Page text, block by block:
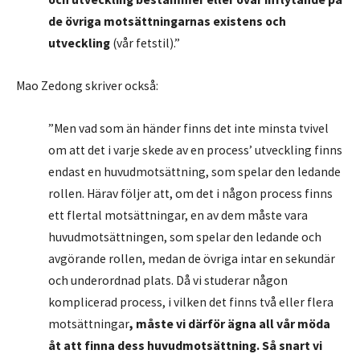
de övriga motsättningarnas existens och
utveckling (vår fetstil).”
Mao Zedong skriver också:
”Men vad som än händer finns det inte minsta tvivel
om att det i varje skede av en process’ utveckling finns
endast en huvudmotsättning, som spelar den ledande
rollen. Härav följer att, om det i någon process finns
ett flertal motsättningar, en av dem måste vara
huvudmotsättningen, som spelar den ledande och
avgörande rollen, medan de övriga intar en sekundär
och underordnad plats. Då vi studerar någon
komplicerad process, i vilken det finns två eller flera
motsättningar, måste vi därför ägna all vår möda
åt att finna dess huvudmotsättning. Så snart vi